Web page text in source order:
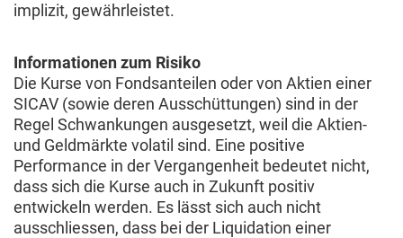
implizit, gewährleistet.
Informationen zum Risiko
Die Kurse von Fondsanteilen oder von Aktien einer
SICAV (sowie deren Ausschüttungen) sind in der
Regel Schwankungen ausgesetzt, weil die Aktien-
und Geldmärkte volatil sind. Eine positive
Performance in der Vergangenheit bedeutet nicht,
dass sich die Kurse auch in Zukunft positiv
entwickeln werden. Es lässt sich auch nicht
ausschliessen, dass bei der Liquidation einer